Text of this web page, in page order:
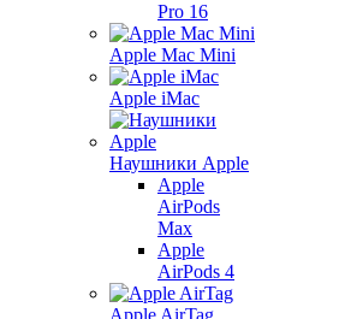
Pro 16
Apple Mac Mini
Apple iMac
Наушники Apple
Apple
AirPods
Max
Apple
AirPods 4
Apple AirTag